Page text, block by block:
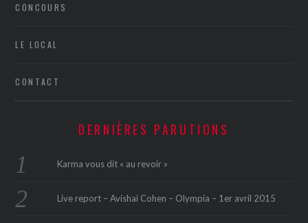
CONCOURS
LE LOCAL
CONTACT
DERNIÈRES PARUTIONS
Karma vous dit « au revoir »
Live report – Avishai Cohen – Olympia – 1er avril 2015